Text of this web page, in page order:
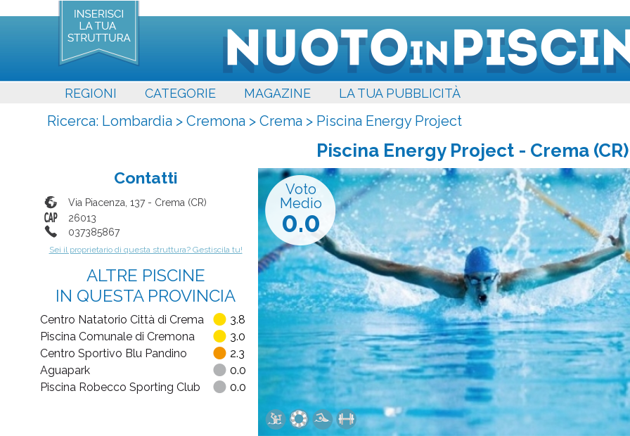
REGIONI CATEGORIE MAGAZINE LA TUA PUBBLICITÀ
Ricerca: Lombardia > Cremona > Crema > Piscina Energy Project
Piscina Energy Project - Crema (CR)
Voto
Medio
0.0
Contatti
Via Piacenza, 137- Crema (CR)
26013
037385867
Sei il proprietario di questa struttura? Gestiscila tu!
ALTRE PISCINE
IN QUESTA PROVINCIA
Centro Natatorio Città di Crema
3.8
Piscina Comunale di Cremona
3.0
Centro Sportivo Blu Pandino
2.3
Aguapark
0.0
Piscina Robecco Sporting Club
0.0